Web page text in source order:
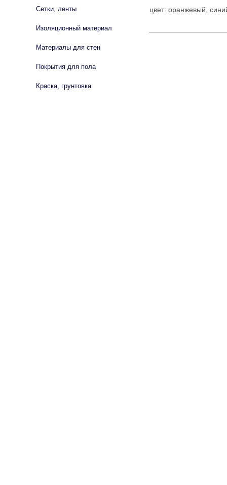
цвет: оранжевый,
Сетки, ленты
Изоляционный материал
Материалы для стен
Покрытия для пола
Краска, грунтовка